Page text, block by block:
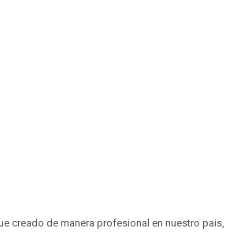
creado de manera profesional en nuestro pais,